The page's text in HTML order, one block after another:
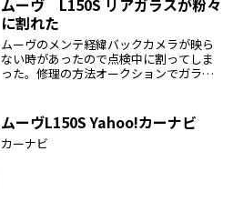
題なく受信します...
に割れた
ムーヴのメンテ経緯バックカメラが映ら
ない時があったので点検中に割ってしま
った。修理の方法オークションでガラス
着剤が固まるとゴム状になる、これをカ
ッターなどで取る、完全に...
ムーヴL150S Yahoo!カーナビ
カーナビ